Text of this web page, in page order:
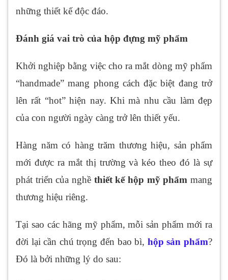
những thiết kế độc đáo.
Đánh giá vai trò của hộp đựng mỹ phẩm
Khởi nghiệp bằng việc cho ra mắt dòng mỹ phẩm
“handmade” mang phong cách đặc biệt đang trở
lên rất “hot” hiện nay. Khi mà nhu cầu làm đẹp
của con người ngày càng trở lên thiết yếu.
Hàng năm có hàng trăm thương hiệu, sản phẩm
mới được ra mắt thị trường và kéo theo đó là sự
phát triển của nghề thiết kế hộp mỹ phẩm mang
thương hiệu riêng.
Tại sao các hãng mỹ phẩm, mỗi sản phẩm mới ra
đời lại cần chú trọng đến bao bì, hộp sản phẩm?
Đó là bởi những lý do sau: